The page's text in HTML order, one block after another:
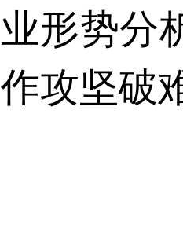
业形势分
作攻坚破